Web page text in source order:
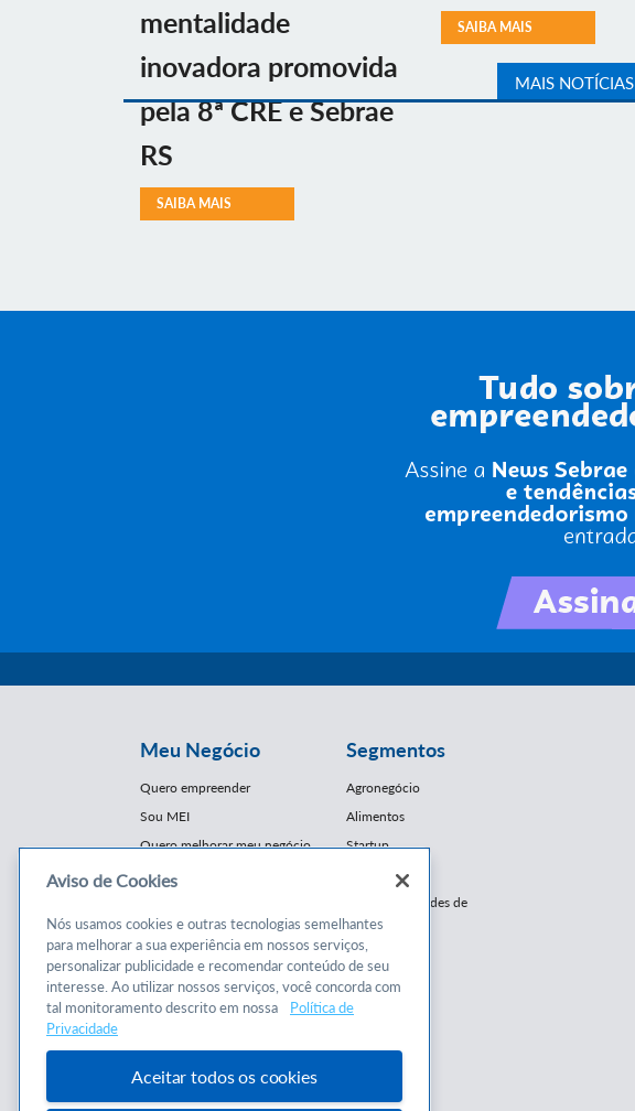
mentalidade
inovadora promovida
pela 8ª CRE e Sebrae
RS
SAIBA MAIS
SAIBA MAIS
MAIS NOTÍCIAS
Meu Negócio
Quero empreender
Sou MEI
Quero melhorar meu negócio
Conteúdos
Cursos
Consultorias
Segmentos
Agronegócio
Alimentos
Startup
E-Commerce
Franquias / Redes de
Cooperação
Moda
Moveleiro
Saúde
Mercopar
Aviso de Cookies
Nós usamos cookies e outras tecnologias semelhantes
para melhorar a sua experiência em nossos serviços,
personalizar publicidade e recomendar conteúdo de seu
interesse. Ao utilizar nossos serviços, você concorda com
tal monitoramento descrito em nossa
Política de
Privacidade
Aceitar todos os cookies